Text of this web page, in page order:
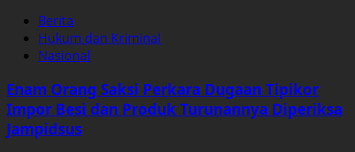
Perkara
Dugaan
Dalam
Pengadaan
Berita
Hukum dan Kriminal
Nasional
Enam Orang Saksi Perkara Dugaan Tipikor
Impor Besi dan Produk Turunannya Diperiksa
Jampidsus